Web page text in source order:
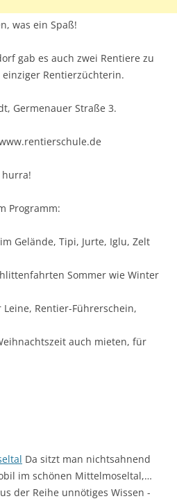
was ein Spaß!
gab es auch zwei Rentiere zu
Rentierzüchterin.
Germenauer Straße 3.
hurra!
Programm:
Gelände, Tipi, Jurte, Iglu, Zelt
Sommer wie Winter
Rentier-Führerschein,
auch mieten, für
Da sitzt man nichtsahnend
im schönen Mittelmoseltal,…
der Reihe unnötiges Wissen -